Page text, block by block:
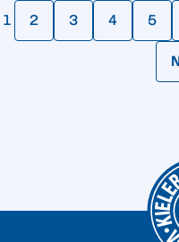
1 2 3 4 5